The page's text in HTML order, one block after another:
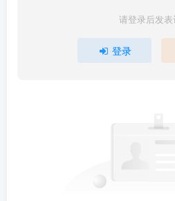
请登录后发表
登录